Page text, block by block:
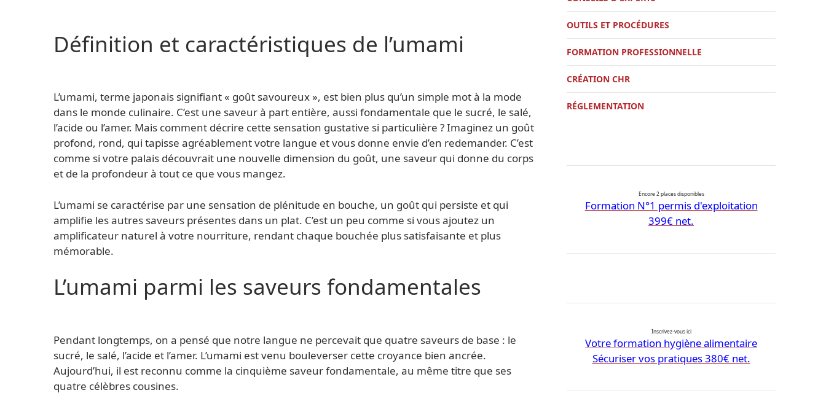
Définition et caractéristiques de l’umami
L’umami, terme japonais signifiant « goût savoureux », est bien plus qu’un simple mot à la mode
dans le monde culinaire. C’est une saveur à part entière, aussi fondamentale que le sucré, le salé,
l’acide ou l’amer. Mais comment décrire cette sensation gustative si particulière ? Imaginez un goût
profond, rond, qui tapisse agréablement votre langue et vous donne envie d’en redemander. C’est
comme si votre palais découvrait une nouvelle dimension du goût, une saveur qui donne du corps
et de la profondeur à tout ce que vous mangez.
L’umami se caractérise par une sensation de plénitude en bouche, un goût qui persiste et qui
amplifie les autres saveurs présentes dans un plat. C’est un peu comme si vous ajoutez un
amplificateur naturel à votre nourriture, rendant chaque bouchée plus satisfaisante et plus
mémorable.
L’umami parmi les saveurs fondamentales
Pendant longtemps, on a pensé que notre langue ne percevait que quatre saveurs de base : le
sucré, le salé, l’acide et l’amer. L’umami est venu bouleverser cette croyance bien ancrée.
Aujourd’hui, il est reconnu comme la cinquième saveur fondamentale, au même titre que ses
quatre célèbres cousines.
OUTILS ET PROCÉDURES
FORMATION PROFESSIONNELLE
CRÉATION CHR
RÉGLEMENTATION
Encore 2 places disponibles
Formation N°1 permis d'exploitation
399€ net.
Inscrivez-vous ici
Votre formation hygiène alimentaire
Sécuriser vos pratiques 380€ net.